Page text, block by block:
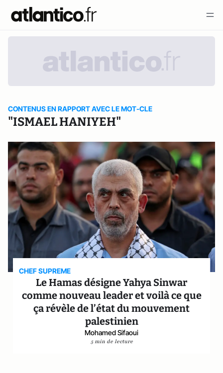
CONTENUS EN RAPPORT AVEC LE MOT-CLE
"ISMAEL HANIYEH"
CHEF SUPREME
Le Hamas désigne Yahya Sinwar
comme nouveau leader et voilà ce que
ça révèle de l’état du mouvement
palestinien
Mohamed Sifaoui
5 min de lecture